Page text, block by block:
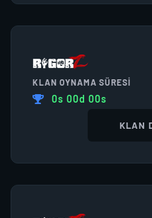
KLAN OYNAMA SÜRESI
0s 00d 00s
KLAN